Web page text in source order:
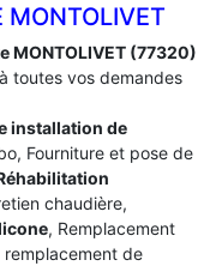
MONTOLIVET
MONTOLIVET (77320)
toutes vos demandes
installation de
Fourniture et pose de
chaudière,
, Remplacement
remplacement de